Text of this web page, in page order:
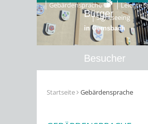
Gebärdensprache
Leichte
Sightseeing
Bürger
in Gernsbach
Besucher
Startseite Gebärdensprache